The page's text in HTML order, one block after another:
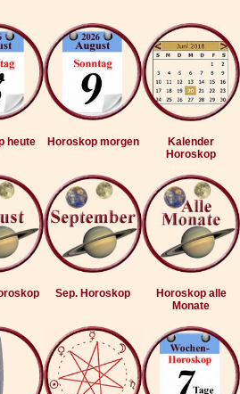
heute Horoskop morgen
Kalender
Horoskop
Sep. Horoskop
Horoskop alle
Monate